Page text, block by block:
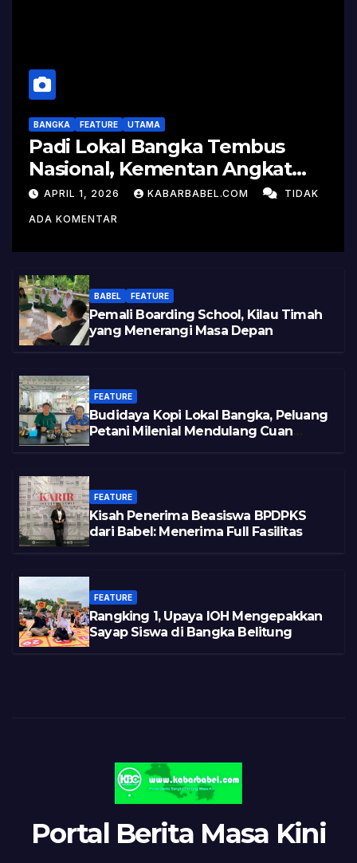
BANGKA FEATURE UTAMA
Padi Lokal Bangka Tembus
Nasional, Kementan Angkat
Kisah Sukses Pelepasan
Varietas
APRIL 1, 2026 KABARBABEL.COM TIDAK
ADA KOMENTAR
BABEL FEATURE
Pemali Boarding School, Kilau Timah
yang Menerangi Masa Depan
FEATURE
Budidaya Kopi Lokal Bangka, Peluang
Petani Milenial Mendulang Cuan
FEATURE
Kisah Penerima Beasiswa BPDPKS
dari Babel: Menerima Full Fasilitas
FEATURE
Rangking 1, Upaya IOH Mengepakkan
Sayap Siswa di Bangka Belitung
Portal Berita Masa Kini